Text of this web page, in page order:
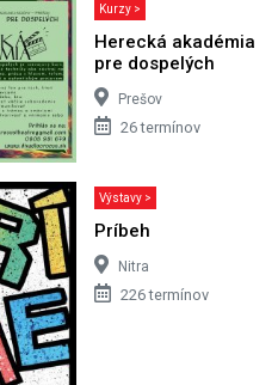
Kurzy >
Herecká akadémia
pre dospelých
Prešov
26 termínov
Výstavy >
Príbeh
Nitra
226 termínov